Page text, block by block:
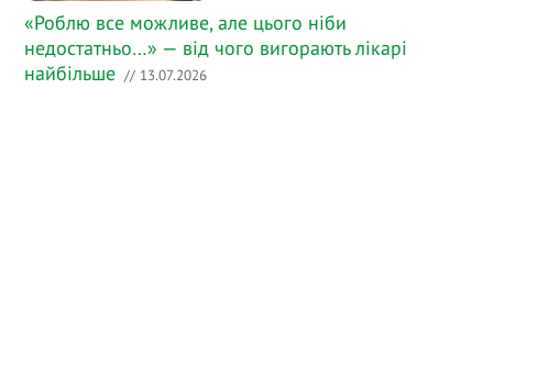
«Роблю все можливе, але цього ніби
недостатньо…» — від чого вигорають лікарі
найбільше // 13.07.2026